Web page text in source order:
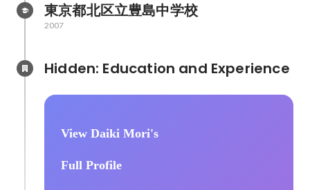
東京都北区立豊島中学校
2007
View Daiki Mori's
Full Profile